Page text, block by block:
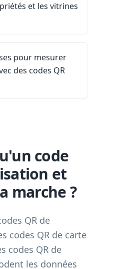
et les vitrines
pour mesurer
des codes QR
code
et
marche ?
QR de
codes QR de carte
codes QR de
les données